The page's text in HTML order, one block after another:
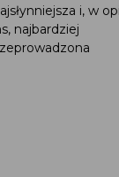
i, w
najbardziej